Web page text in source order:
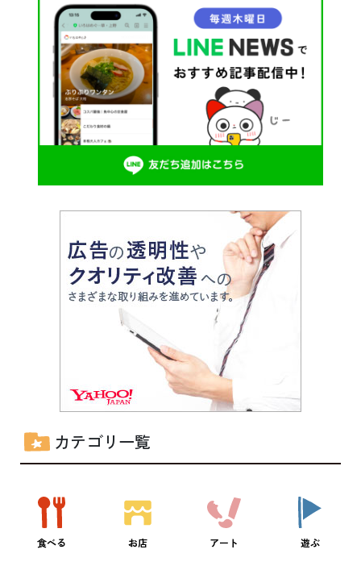
カテゴリ一覧
食べる お店 アート 遊ぶ